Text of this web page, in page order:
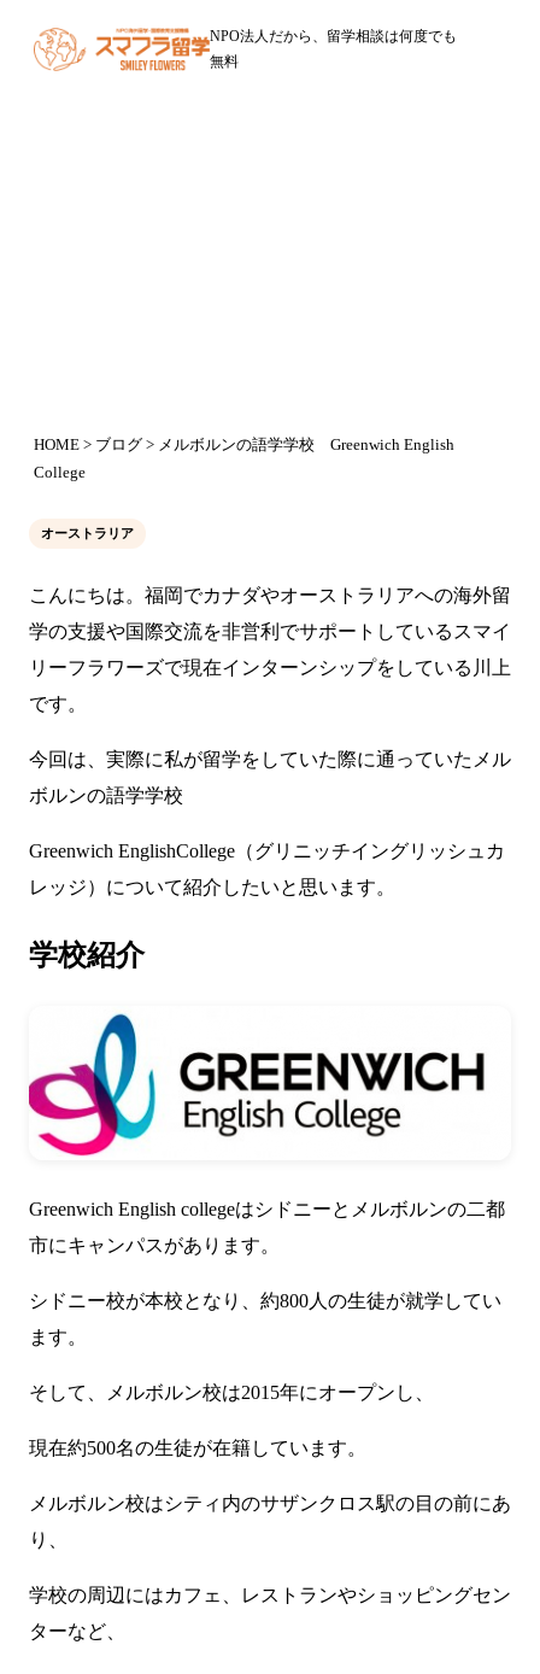
NPO法人だから、留学相談は何度でも
無料
HOME > ブログ > メルボルンの語学学校 Greenwich English
College
オーストラリア
こんにちは。福岡でカナダやオーストラリアへの海外留
学の支援や国際交流を非営利でサポートしているスマイ
リーフラワーズで現在インターンシップをしている川上
です。
今回は、実際に私が留学をしていた際に通っていたメル
ボルンの語学学校
Greenwich EnglishCollege（グリニッチイングリッシュカ
レッジ）について紹介したいと思います。
学校紹介
Greenwich English collegeはシドニーとメルボルンの二都
市にキャンパスがあります。
シドニー校が本校となり、約800人の生徒が就学してい
ます。
そして、メルボルン校は2015年にオープンし、
現在約500名の生徒が在籍しています。
メルボルン校はシティ内のサザンクロス駅の目の前にあ
り、
学校の周辺にはカフェ、レストランやショッピングセン
ターなど、